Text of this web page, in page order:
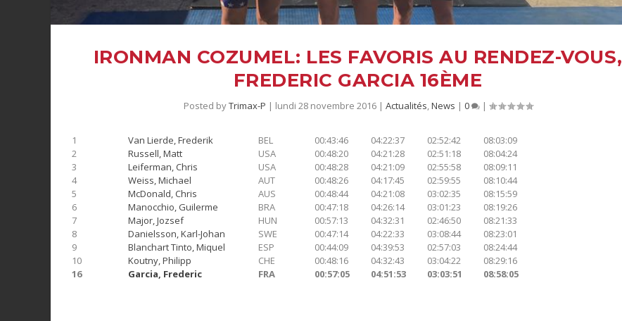
IRONMAN COZUMEL: LES FAVORIS AU RENDEZ-VOUS,
FREDERIC GARCIA 16ÈME
Posted byTrimax-P | lundi 28 novembre 2016| Actualités,News | 0 |
1 Van Lierde, Frederik BEL 00:43:46 04:22:37 02:52:42
08:03:09
2
Russell, Matt USA 00:48:20 04:21:28 02:51:18
08:04:24
3
Leiferman, Chris USA 00:48:28 04:21:09 02:55:58
08:09:11
4
Weiss, Michael AUT 00:48:26 04:17:45 02:59:55
08:10:44
5
McDonald, Chris AUS 00:48:44 04:21:08 03:02:35
08:15:59
6
Manocchio, Guilerme BRA 00:47:18 04:26:14 03:01:23
08:19:26
7
Major, Jozsef HUN 00:57:13 04:32:31 02:46:50
08:21:33
8
Danielsson, Karl-Johan SWE 00:47:14 04:22:33 03:08:44
08:23:01
9
Blanchart Tinto, Miquel ESP 00:44:09 04:39:53 02:57:03
08:24:44
10
Koutny, Philipp CHE 00:48:16 04:32:43 03:04:22
08:29:16
16
Garcia, Frederic FRA 00:57:05 04:51:53 03:03:51 08:58:05